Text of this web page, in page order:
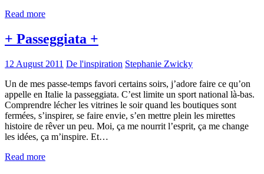
Read more
+ Passeggiata +
12 August 2011 De l'inspiration Stephanie Zwicky
Un de mes passe-temps favori certains soirs, j’adore faire ce qu’on
appelle en Italie la passeggiata. C’est limite un sport national là-bas.
Comprendre lécher les vitrines le soir quand les boutiques sont
fermées, s’inspirer, se faire envie, s’en mettre plein les mirettes
histoire de rêver un peu. Moi, ça me nourrit l’esprit, ça me change
les idées, ça m’inspire. Et…
Read more